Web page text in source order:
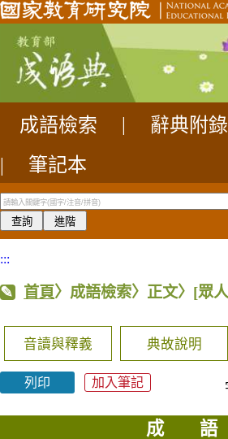
成語檢索 辭典附錄
|
筆記本
:::
首頁〉成語檢索〉正文〉 [眾
音讀與釋義 典故說明
列印 加入筆記
成 語